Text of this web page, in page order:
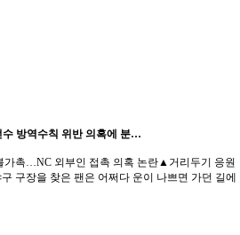
방역수칙 위반 의혹에 분…
가촉…NC 외부인 접촉 의혹 논란▲거리두기 응원
구장을 찾은 팬은 어쩌다 운이 나쁘면 가던 길에